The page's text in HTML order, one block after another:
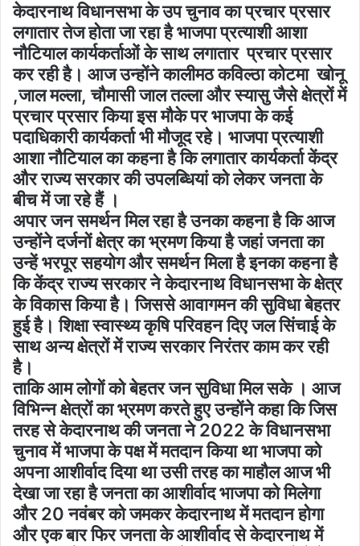
केदारनाथ विधानसभा के उप चुनाव का प्रचार प्रसार
लगातार तेज होता जा रहा है भाजपा प्रत्याशी आशा
नौटियाल कार्यकर्ताओं के साथ लगातार प्रचार प्रसार
कर रही है। आज उन्होंने कालीमठ कविल्ठा कोटमा खोनू
,जाल मल्ला, चौमासी जाल तल्ला और स्यासु जैसे क्षेत्रों में
प्रचार प्रसार किया इस मौके पर भाजपा के कई
पदाधिकारी कार्यकर्ता भी मौजूद रहे। भाजपा प्रत्याशी
आशा नौटियाल का कहना है कि लगातार कार्यकर्ता केंद्र
और राज्य सरकार की उपलब्धियां को लेकर जनता के
बीच में जा रहे हैं ।
अपार जन समर्थन मिल रहा है उनका कहना है कि आज
उन्होंने दर्जनों क्षेत्र का भ्रमण किया है जहां जनता का
उन्हें भरपूर सहयोग और समर्थन मिला है इनका कहना है
कि केंद्र राज्य सरकार ने केदारनाथ विधानसभा के क्षेत्र
के विकास किया है। जिससे आवागमन की सुविधा बेहतर
हुई है। शिक्षा स्वास्थ्य कृषि परिवहन दिए जल सिंचाई के
साथ अन्य क्षेत्रों में राज्य सरकार निरंतर काम कर रही
है।
ताकि आम लोगों को बेहतर जन सुविधा मिल सके । आज
विभिन्न क्षेत्रों का भ्रमण करते हुए उन्होंने कहा कि जिस
तरह से केदारनाथ की जनता ने 2022 के विधानसभा
चुनाव में भाजपा के पक्ष में मतदान किया था भाजपा को
अपना आशीर्वाद दिया था उसी तरह का माहौल आज भी
देखा जा रहा है जनता का आशीर्वाद भाजपा को मिलेगा
और 20 नवंबर को जमकर केदारनाथ में मतदान होगा
और एक बार फिर जनता के आशीर्वाद से केदारनाथ में